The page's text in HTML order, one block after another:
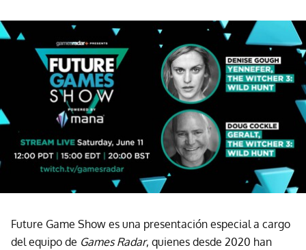
Future Game Show es una presentación especial a cargo
del equipo de Games Radar, quienes desde 2020 han